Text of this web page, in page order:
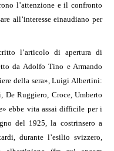
l’attenzione e il confronto
all’interesse einaudiano per
l’articolo di apertura di
da Adolfo Tino e Armando
della sera», Luigi Albertini:
Ruggiero, Croce, Umberto
ebbe vita assai difficile per i
del 1925, la costrinsero a
durante l’esilio svizzero,